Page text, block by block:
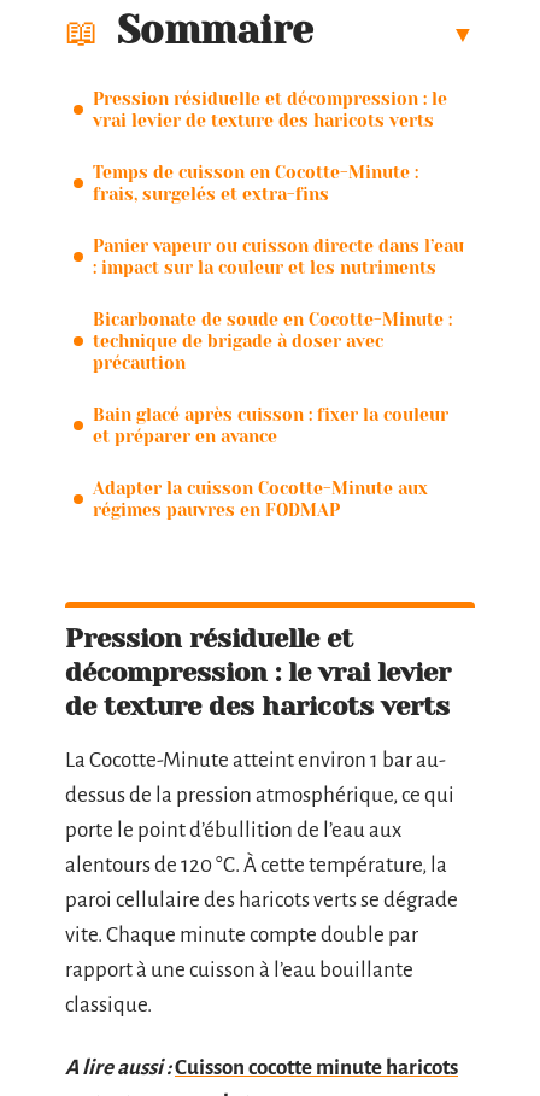
Sommaire
Pression résiduelle et décompression : le
vrai levier de texture des haricots verts
Temps de cuisson en Cocotte-Minute :
frais, surgelés et extra-fins
Panier vapeur ou cuisson directe dans l’eau
: impact sur la couleur et les nutriments
Bicarbonate de soude en Cocotte-Minute :
technique de brigade à doser avec
précaution
Bain glacé après cuisson : fixer la couleur
et préparer en avance
Adapter la cuisson Cocotte-Minute aux
régimes pauvres en FODMAP
Pression résiduelle et
décompression : le vrai levier
de texture des haricots verts
La Cocotte-Minute atteint environ 1 bar au-
dessus de la pression atmosphérique, ce qui
porte le point d’ébullition de l’eau aux
alentours de 120 °C. À cette température, la
paroi cellulaire des haricots verts se dégrade
vite. Chaque minute compte double par
rapport à une cuisson à l’eau bouillante
classique.
A lire aussi :Cuisson cocotte minute haricots